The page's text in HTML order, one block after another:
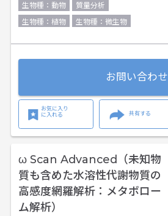
生物種：動物
質量分析
生物種：植物
生物種：微生物
お問い合わせ
お気に入り
に入れる
共有する
ω Scan Advanced（未知物
質も含めた水溶性代謝物質の
高感度網羅解析：メタボロー
ム解析）